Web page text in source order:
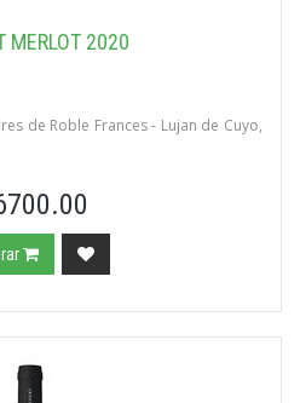
MERLOT 2020
de Roble Frances - Lujan de Cuyo,